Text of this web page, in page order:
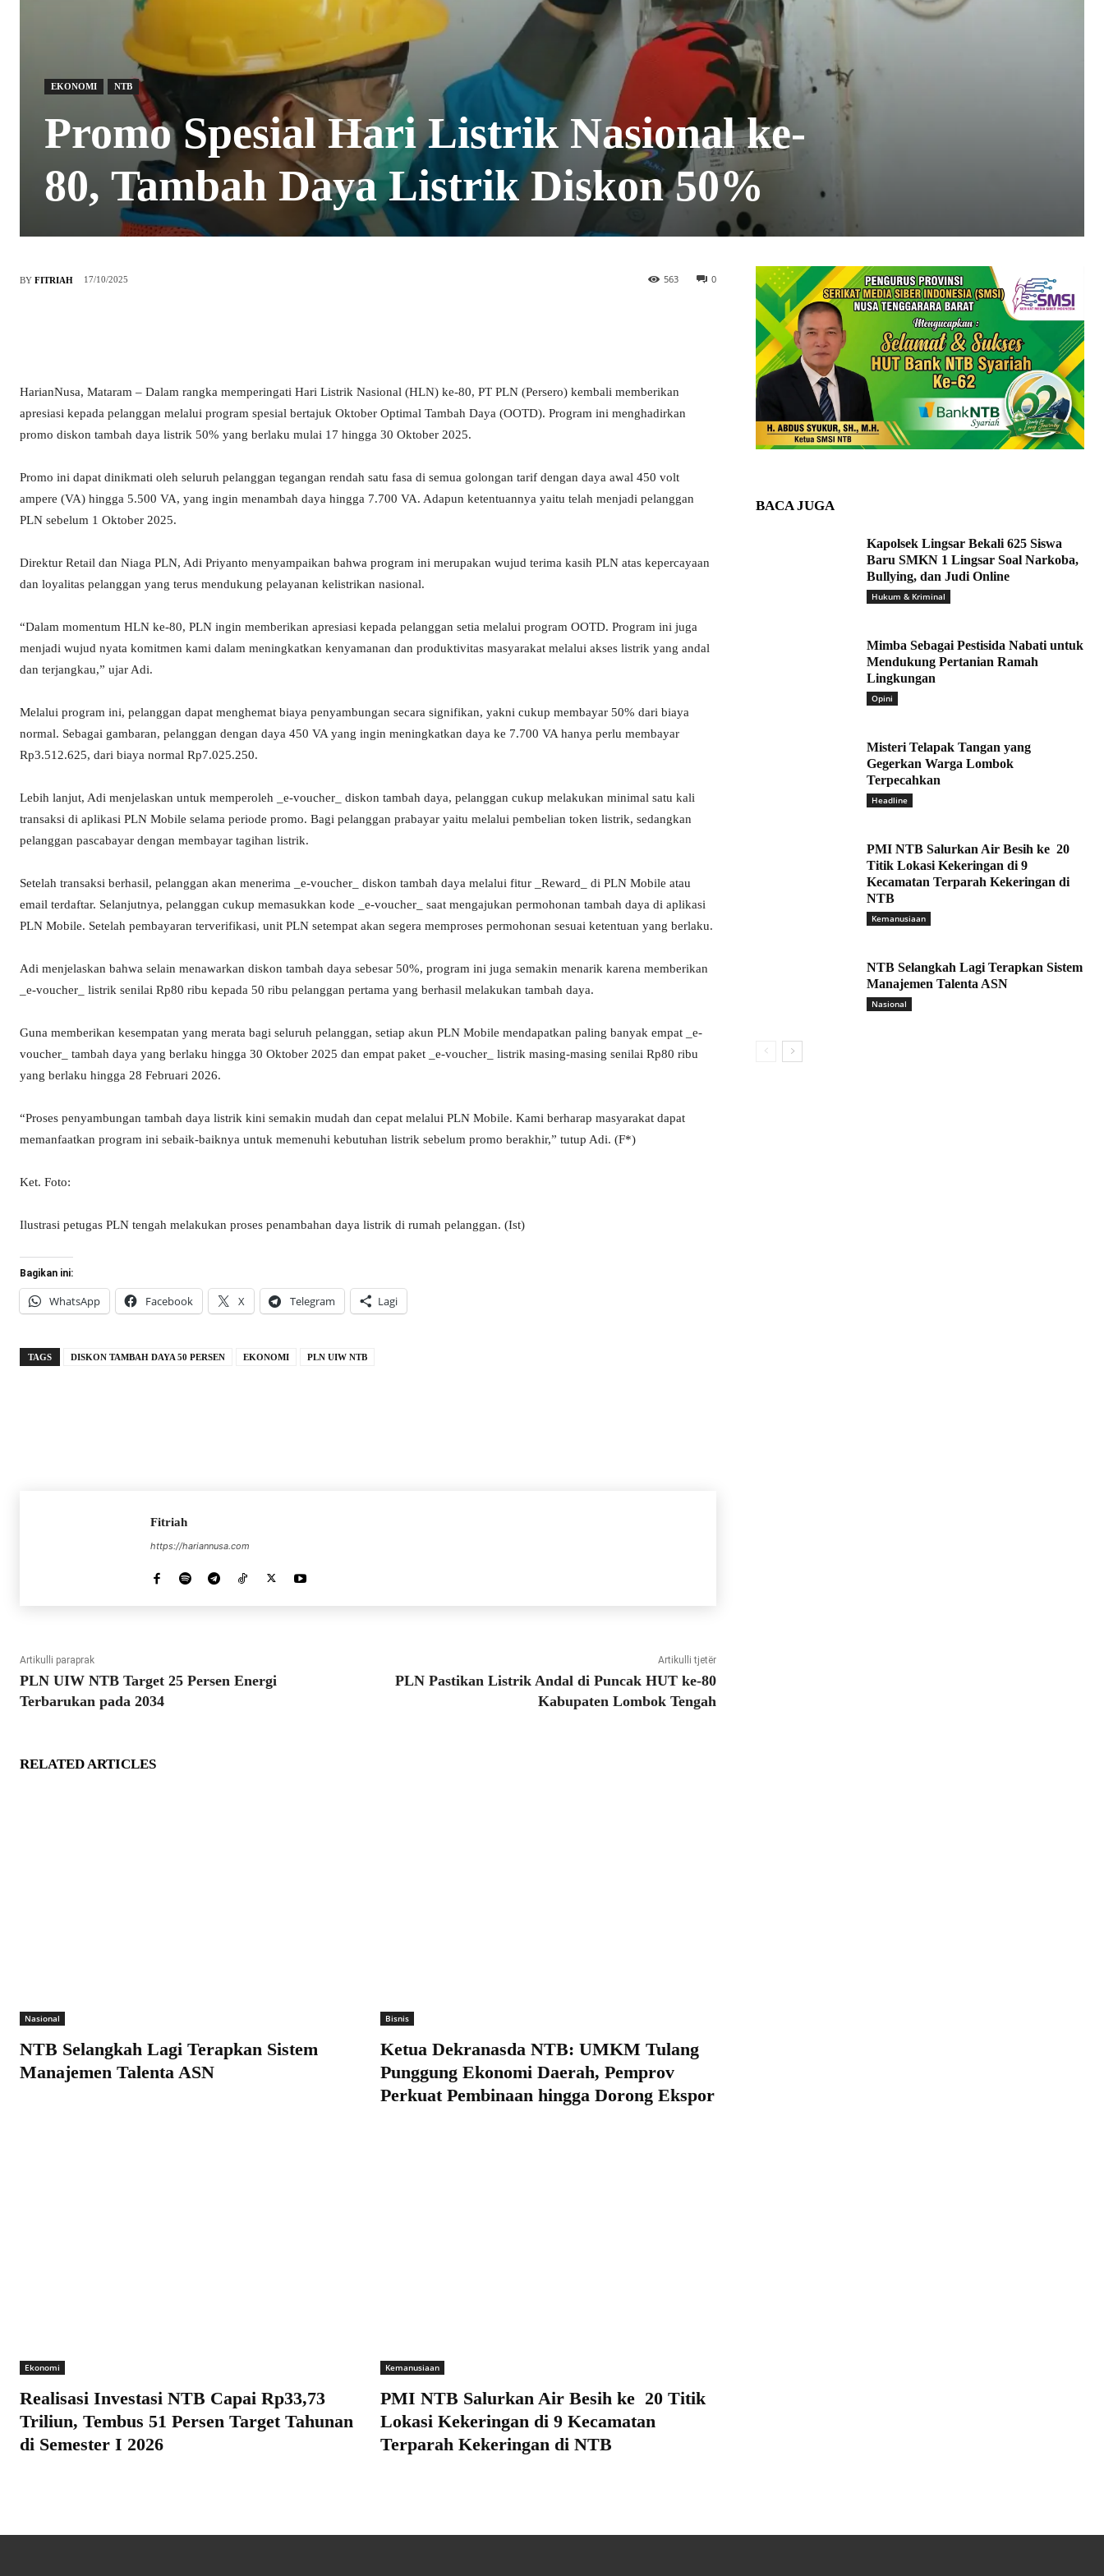
EKONOMI NTB
Promo Spesial Hari Listrik Nasional ke-
80, Tambah Daya Listrik Diskon 50%
BY FITRIAH 17/10/2025 0
563
HarianNusa, Mataram – Dalam rangka memperingati Hari Listrik Nasional (HLN) ke-80, PT PLN (Persero) kembali memberikan
apresiasi kepada pelanggan melalui program spesial bertajuk Oktober Optimal Tambah Daya (OOTD). Program ini menghadirkan
promo diskon tambah daya listrik 50% yang berlaku mulai 17 hingga 30 Oktober 2025.
Promo ini dapat dinikmati oleh seluruh pelanggan tegangan rendah satu fasa di semua golongan tarif dengan daya awal 450 volt
ampere (VA) hingga 5.500 VA, yang ingin menambah daya hingga 7.700 VA. Adapun ketentuannya yaitu telah menjadi pelanggan
PLN sebelum 1 Oktober 2025.
Direktur Retail dan Niaga PLN, Adi Priyanto menyampaikan bahwa program ini merupakan wujud terima kasih PLN atas kepercayaan
dan loyalitas pelanggan yang terus mendukung pelayanan kelistrikan nasional.
“Dalam momentum HLN ke-80, PLN ingin memberikan apresiasi kepada pelanggan setia melalui program OOTD. Program ini juga
menjadi wujud nyata komitmen kami dalam meningkatkan kenyamanan dan produktivitas masyarakat melalui akses listrik yang andal
dan terjangkau,” ujar Adi.
Melalui program ini, pelanggan dapat menghemat biaya penyambungan secara signifikan, yakni cukup membayar 50% dari biaya
normal. Sebagai gambaran, pelanggan dengan daya 450 VA yang ingin meningkatkan daya ke 7.700 VA hanya perlu membayar
Rp3.512.625, dari biaya normal Rp7.025.250.
Lebih lanjut, Adi menjelaskan untuk memperoleh _e-voucher_ diskon tambah daya, pelanggan cukup melakukan minimal satu kali
transaksi di aplikasi PLN Mobile selama periode promo. Bagi pelanggan prabayar yaitu melalui pembelian token listrik, sedangkan
pelanggan pascabayar dengan membayar tagihan listrik.
Setelah transaksi berhasil, pelanggan akan menerima _e-voucher_ diskon tambah daya melalui fitur _Reward_ di PLN Mobile atau
email terdaftar. Selanjutnya, pelanggan cukup memasukkan kode _e-voucher_ saat mengajukan permohonan tambah daya di aplikasi
PLN Mobile. Setelah pembayaran terverifikasi, unit PLN setempat akan segera memproses permohonan sesuai ketentuan yang berlaku.
Adi menjelaskan bahwa selain menawarkan diskon tambah daya sebesar 50%, program ini juga semakin menarik karena memberikan
_e-voucher_ listrik senilai Rp80 ribu kepada 50 ribu pelanggan pertama yang berhasil melakukan tambah daya.
Guna memberikan kesempatan yang merata bagi seluruh pelanggan, setiap akun PLN Mobile mendapatkan paling banyak empat _e-
voucher_ tambah daya yang berlaku hingga 30 Oktober 2025 dan empat paket _e-voucher_ listrik masing-masing senilai Rp80 ribu
yang berlaku hingga 28 Februari 2026.
“Proses penyambungan tambah daya listrik kini semakin mudah dan cepat melalui PLN Mobile. Kami berharap masyarakat dapat
memanfaatkan program ini sebaik-baiknya untuk memenuhi kebutuhan listrik sebelum promo berakhir,” tutup Adi. (F*)
Ket. Foto:
Ilustrasi petugas PLN tengah melakukan proses penambahan daya listrik di rumah pelanggan. (Ist)
Bagikan ini:
WhatsApp Facebook X Telegram Lagi
TAGS DISKON TAMBAH DAYA 50 PERSEN EKONOMI PLN UIW NTB
Fitriah
https://hariannusa.com
Artikulli paraprak
PLN UIW NTB Target 25 Persen Energi
Terbarukan pada 2034
Artikulli tjetër
PLN Pastikan Listrik Andal di Puncak HUT ke-80
Kabupaten Lombok Tengah
RELATED ARTICLES
Nasional
NTB Selangkah Lagi Terapkan Sistem
Manajemen Talenta ASN
Bisnis
Ketua Dekranasda NTB: UMKM Tulang
Punggung Ekonomi Daerah, Pemprov
Perkuat Pembinaan hingga Dorong Ekspor
Ekonomi
Realisasi Investasi NTB Capai Rp33,73
Triliun, Tembus 51 Persen Target Tahunan
di Semester I 2026
Kemanusiaan
PMI NTB Salurkan Air Besih ke 20 Titik
Lokasi Kekeringan di 9 Kecamatan
Terparah Kekeringan di NTB
BACA JUGA
Kapolsek Lingsar Bekali 625 Siswa
Baru SMKN 1 Lingsar Soal Narkoba,
Bullying, dan Judi Online
Hukum & Kriminal
Mimba Sebagai Pestisida Nabati untuk
Mendukung Pertanian Ramah
Lingkungan
Opini
Misteri Telapak Tangan yang
Gegerkan Warga Lombok
Terpecahkan
Headline
PMI NTB Salurkan Air Besih ke 20
Titik Lokasi Kekeringan di 9
Kecamatan Terparah Kekeringan di
NTB
Kemanusiaan
NTB Selangkah Lagi Terapkan Sistem
Manajemen Talenta ASN
Nasional